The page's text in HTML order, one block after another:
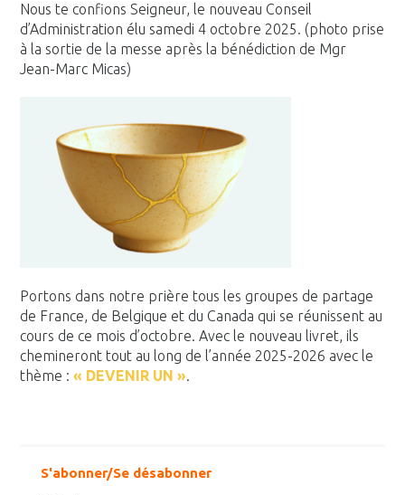
Nous te confions Seigneur, le nouveau Conseil
d’Administration élu samedi 4 octobre 2025. (photo prise
à la sortie de la messe après la bénédiction de Mgr
Jean-Marc Micas)
Portons dans notre prière tous les groupes de partage
de France, de Belgique et du Canada qui se réunissent au
cours de ce mois d’octobre. Avec le nouveau livret, ils
chemineront tout au long de l’année 2025-2026 avec le
thème :« DEVENIR UN ».
S'abonner/Se désabonner